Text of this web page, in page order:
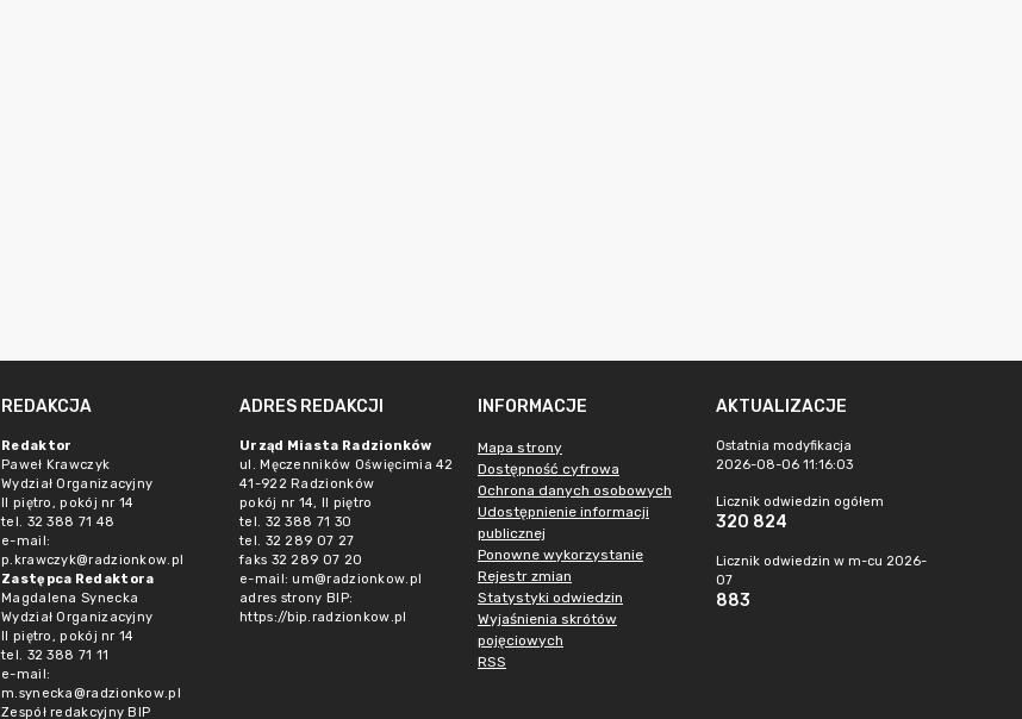
REDAKCJA
Redaktor
Paweł Krawczyk
Wydział Organizacyjny
II piętro, pokój nr 14
tel. 32 388 71 48
e-mail:
p.krawczyk@radzionkow.pl
Zastępca Redaktora
Magdalena Synecka
Wydział Organizacyjny
II piętro, pokój nr 14
tel. 32 388 71 11
e-mail:
m.synecka@radzionkow.pl
Zespół redakcyjny BIP
ADRES REDAKCJI
Urząd Miasta Radzionków
ul. Męczenników Oświęcimia 42
41-922 Radzionków
pokój nr 14, II piętro
tel. 32 388 71 30
tel. 32 289 07 27
faks 32 289 07 20
e-mail: um@radzionkow.pl
adres strony BIP:
https://bip.radzionkow.pl
INFORMACJE
Mapa strony
Dostępność cyfrowa
Ochrona danych osobowych
Udostępnienie informacji
publicznej
Ponowne wykorzystanie
Rejestr zmian
Statystyki odwiedzin
Wyjaśnienia skrótów
pojęciowych
RSS
AKTUALIZACJE
Ostatnia modyfikacja
2026-08-06 11:16:03
Licznik odwiedzin ogółem
320 824
Licznik odwiedzin w m-cu 2026-
07
883